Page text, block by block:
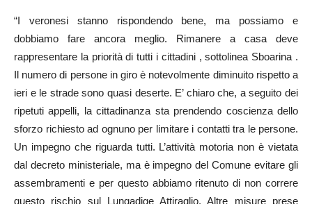
“I veronesi stanno rispondendo bene, ma possiamo e
dobbiamo fare ancora meglio. Rimanere a casa deve
rappresentare la priorità di tutti i cittadini , sottolinea Sboarina .
Il numero di persone in giro è notevolmente diminuito rispetto a
ieri e le strade sono quasi deserte. E’ chiaro che, a seguito dei
ripetuti appelli, la cittadinanza sta prendendo coscienza dello
sforzo richiesto ad ognuno per limitare i contatti tra le persone.
Un impegno che riguarda tutti. L’attività motoria non è vietata
dal decreto ministeriale, ma è impegno del Comune evitare gli
assembramenti e per questo abbiamo ritenuto di non correre
questo rischio sul Lungadige Attiraglio. Altre misure prese